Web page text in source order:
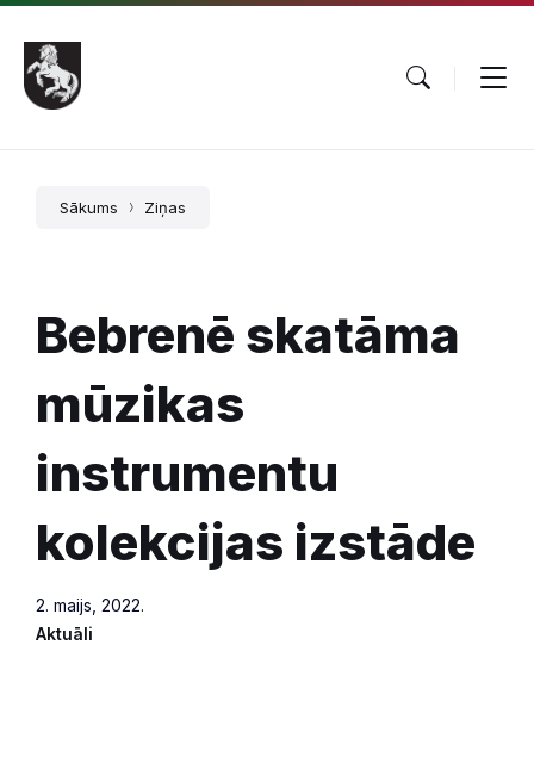
Pāriet
saturu
Skip
main
navigation
Skip
footer
Sākums Ziņas
Bebrenē skatāma
mūzikas
instrumentu
kolekcijas izstāde
2. maijs, 2022.
Aktuāli